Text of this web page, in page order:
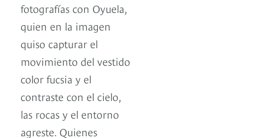
fotografías con Oyuela,
quien en la imagen
quiso capturar el
movimiento del vestido
color fucsia y el
contraste con el cielo,
las rocas y el entorno
agreste. Quienes